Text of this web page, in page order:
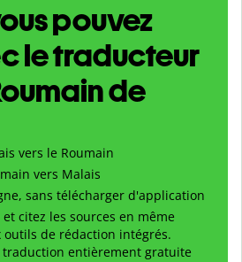
pouvez
le traducteur
de
vers le Roumain
vers Malais
sans télécharger d'application
citez les sources en même
outils de rédaction intégrés.
traduction entièrement gratuite